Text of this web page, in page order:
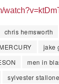
chris hemsworth
jake
men in
sylvester stallone